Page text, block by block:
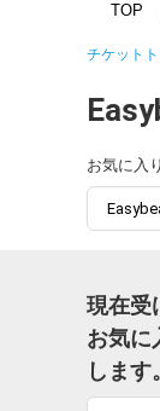
TOP
チケット
お気に入
現在受
お気に
します。